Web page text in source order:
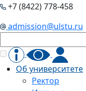
+7 (8422) 778-458
admission@ulstu.ru
Об университете
Ректор